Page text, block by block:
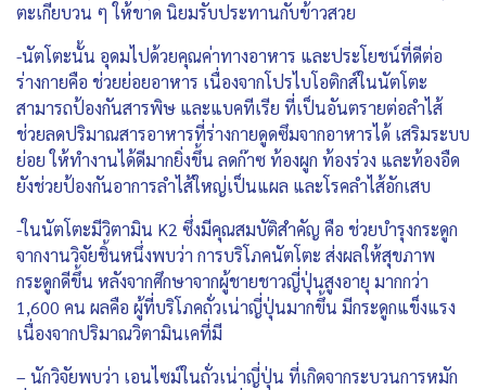
ตะเกียบวน ๆ ให้ขาด นิยมรับประทานกับข้าวสวย
-นัตโตะนั้น อุดมไปด้วยคุณค่าทางอาหาร และประโยชน์ที่ดีต่อ
ร่างกายคือ ช่วยย่อยอาหาร เนื่องจากโปรไบโอติกส์ในนัตโตะ
สามารถป้องกันสารพิษ และแบคทีเรีย ที่เป็นอันตรายต่อลำไส้
ช่วยลดปริมาณสารอาหารที่ร่างกายดูดซึมจากอาหารได้ เสริมระบบ
ย่อย ให้ทำงานได้ดีมากยิ่งขึ้น ลดก๊าซ ท้องผูก ท้องร่วง และท้องอืด
ยังช่วยป้องกันอาการลำไส้ใหญ่เป็นแผล และโรคลำไส้อักเสบ
-ในนัตโตะมีวิตามิน K2 ซึ่งมีคุณสมบัติสำคัญ คือ ช่วยบำรุงกระดูก
จากงานวิจัยชิ้นหนึ่งพบว่า การบริโภคนัตโตะ ส่งผลให้สุขภาพ
กระดูกดีขึ้น หลังจากศึกษาจากผู้ชายชาวญี่ปุ่นสูงอายุ มากกว่า
1,600 คน ผลคือ ผู้ที่บริโภคถั่วเน่าญี่ปุ่นมากขึ้น มีกระดูกแข็งแรง
เนื่องจากปริมาณวิตามินเคที่มี
– นักวิจัยพบว่า เอนไซม์ในถั่วเน่าญี่ปุ่น ที่เกิดจากระบวนการหมัก